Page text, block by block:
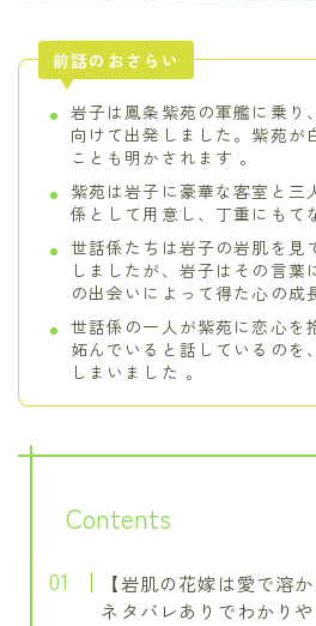
前話のおさらい
岩子は鳳条紫苑の軍艦に乗り
向けて出発しました。紫苑が
ことも明かされます 。
紫苑は岩子に豪華な客室と三
係として用意し、丁重にもて
世話係たちは岩子の岩肌を見
しましたが、岩子はその言葉
の出会いによって得た心の成
世話係の一人が紫苑に恋心を
妬んでいると話しているのを
しまいました 。
Contents
【岩肌の花嫁は愛で溶
ネタバレありでわかり